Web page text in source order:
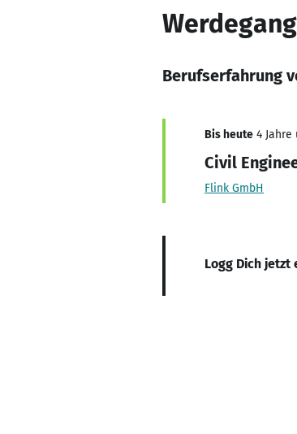
Werdegang
Berufserfahrung
Bis heute 4 Jahre
Civil
Flink GmbH
Logg Dich jetzt